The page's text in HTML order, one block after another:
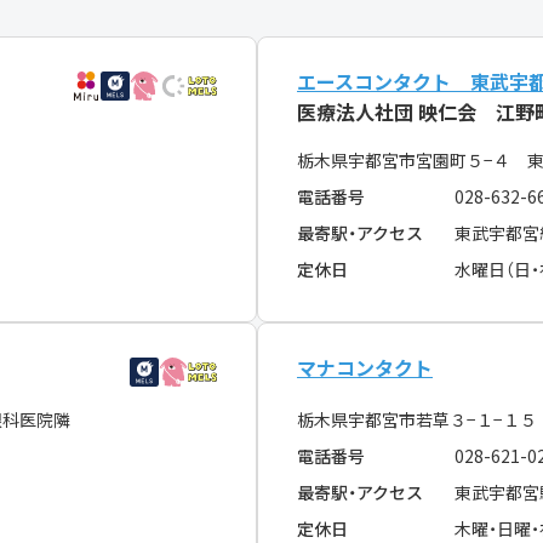
エースコンタクト 東武宇
医療法人社団 映仁会 江野
栃木県宇都宮市宮園町５−４
電話番号
028-632-
最寄駅・アクセス
東武宇都
定休日
水曜日（日
医院隣
マナコンタクト
栃木県宇都宮市若草３−１−１
電話番号
028-621-
最寄駅・アクセス
東武宇都
定休日
木曜・日曜